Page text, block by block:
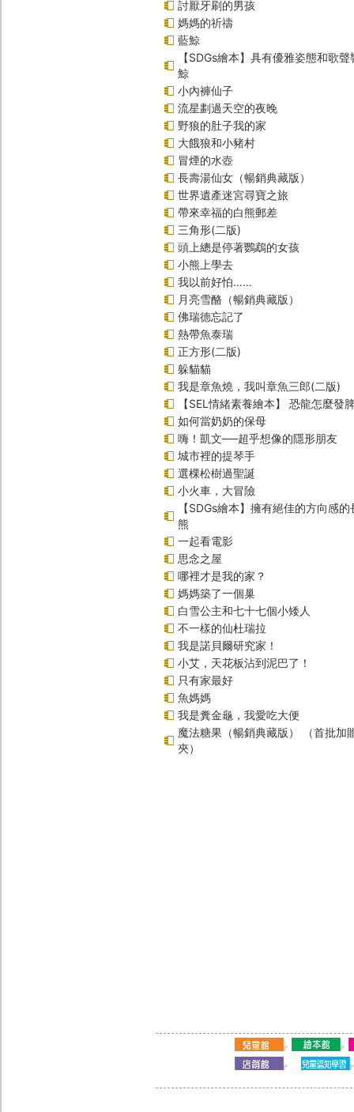
討厭牙刷的男孩
媽媽的祈禱
藍鯨
【SDGs繪本】具有優雅姿態和歌
鯨
小內褲仙子
流星劃過天空的夜晚
野狼的肚子我的家
大餓狼和小豬村
冒煙的水壺
長壽湯仙女（暢銷典藏版）
世界遺產迷宮尋寶之旅
帶來幸福的白熊郵差
三角形(二版)
頭上總是停著鸚鵡的女孩
小熊上學去
我以前好怕……
月亮雪酪（暢銷典藏版）
佛瑞德忘記了
熱帶魚泰瑞
正方形(二版)
躲貓貓
我是章魚燒，我叫章魚三郎(二版)
【SEL情緒素養繪本】 恐龍怎麼發
如何當奶奶的保母
嗨！凱文──超乎想像的隱形朋友
城市裡的提琴手
選棵松樹過聖誕
小火車，大冒險
【SDGs繪本】擁有絕佳的方向感
熊
一起看電影
思念之屋
哪裡才是我的家？
媽媽築了一個巢
白雪公主和七十七個小矮人
不一樣的仙杜瑞拉
我是諾貝爾研究家！
小艾，天花板沾到泥巴了！
只有家最好
魚媽媽
我是糞金龜，我愛吃大便
魔法糖果（暢銷典藏版） （首批加
夾）